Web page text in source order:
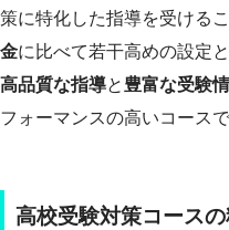
策に特化した指導を受ける
金に比べて若干高めの設定
高品質な指導と豊富な受験
フォーマンスの高いコースで
高校受験対策コース